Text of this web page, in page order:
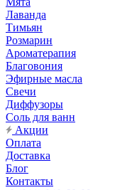
Лаванда
Тимьян
Розмарин
Ароматерапия
Благовония
Эфирные масла
Свечи
Диффузоры
Соль для ванн
Акции
Оплата
Доставка
Блог
Контакты